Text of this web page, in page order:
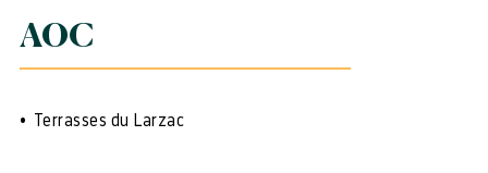
AOC
Terrasses du Larzac